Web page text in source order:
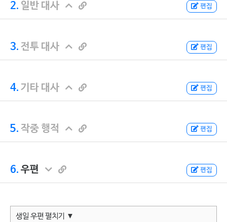
2. 일반 대사 편집
3. 전투 대사 편집
4. 기타 대사 편집
5. 작중 행적 편집
6. 우편 편집
생일 우편 펼치기 ▼